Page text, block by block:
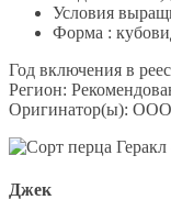
Условия
Форма :
Год включения в
Регион:
Оригинатор(ы):
Джек